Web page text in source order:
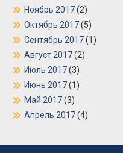
Ноябрь 2017(2)
Октябрь 2017(5)
Сентябрь 2017(1)
Август 2017(2)
Июль 2017(3)
Июнь 2017(1)
Май 2017(3)
Апрель 2017(4)